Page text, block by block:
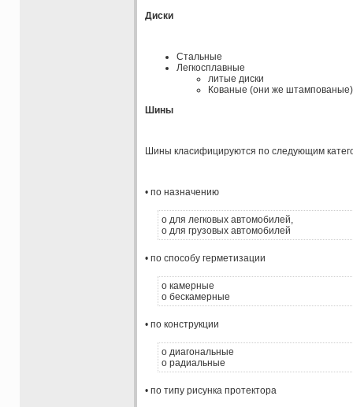
Диски
Стальные
Легкосплавные
литые диски
Кованые (они же штампованые)
Шины
Шины класифицируются по следующим
• по назначению
o для легковых автомобилей,
o для грузовых автомобилей
• по способу герметизации
o камерные
o бескамерные
• по конструкции
o диагональные
o радиальные
• по типу рисунка протектора